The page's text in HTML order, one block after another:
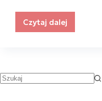
Czytaj dalej
Co
o
księgowości?